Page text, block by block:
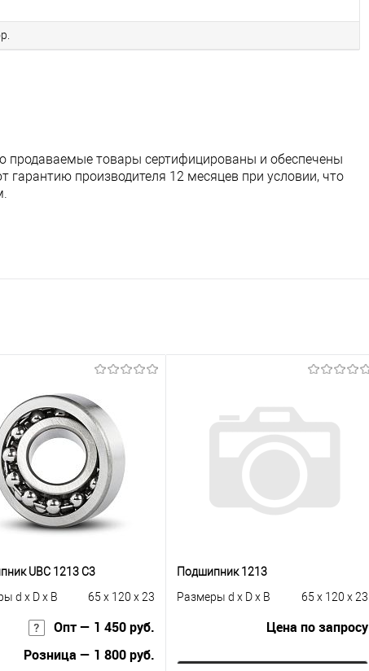
товары сертифицированы и обеспечены
производителя 12 месяцев при условии, что
UBC 1213 C3
d x D x B
65 x 120 x 23
Опт — 1 450 руб.
Розница — 1 800 руб.
Подшипник 1213
Размеры d x D x B
65 x 120 x 23
Цена по запросу